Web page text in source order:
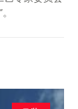
专家委员会